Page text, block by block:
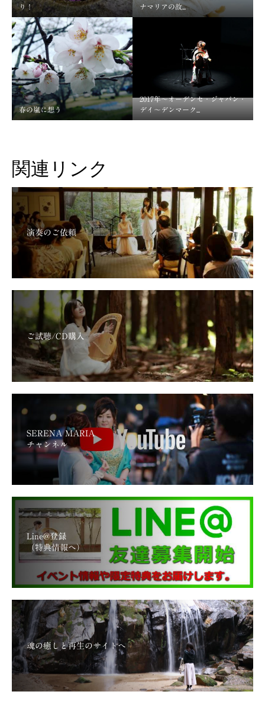
り！
ナマリアの故...
春の嵐に想う
2017年～オーデンセ・ジャパン・
デイ～デンマーク...
関連リンク
演奏のご依頼
ご試聴/CD購入
SERENA MARIA
チャンネル
Line@登録
（特典情報へ）
魂の癒しと再生のサイトへ